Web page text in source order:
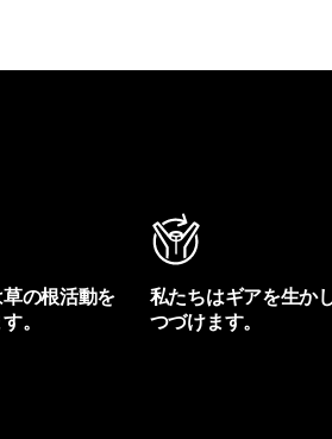
の根活動を
。
私たちはギアを生か
つづけます。